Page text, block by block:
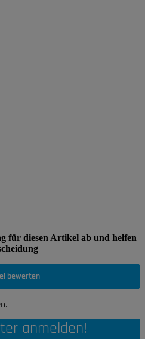
für diesen Artikel ab und helfen
bewerten
anmelden!